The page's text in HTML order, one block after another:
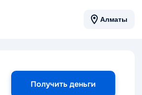
Алматы
Получить деньги